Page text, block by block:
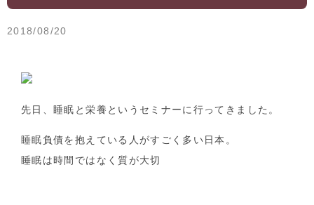
2018/08/20
先日、睡眠と栄養というセミナーに行ってきました。
睡眠負債を抱えている人がすごく多い日本。
睡眠は時間ではなく質が大切